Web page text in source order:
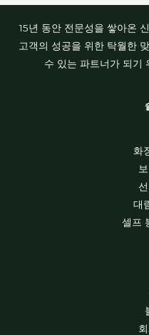
15년 동안 전문성을 쌓아온
고객의 성공을 위한 탁월한
수 있는 파트너가 되기
화
대
셀프